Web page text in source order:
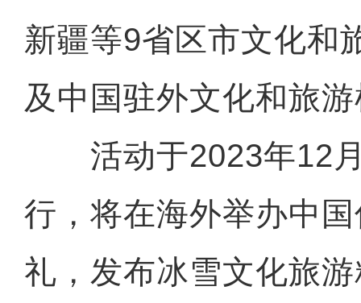
新疆等9省区市文化和
及中国驻外文化和旅
活动于2023年12月
行，将在海外举办中
礼，发布冰雪文化旅